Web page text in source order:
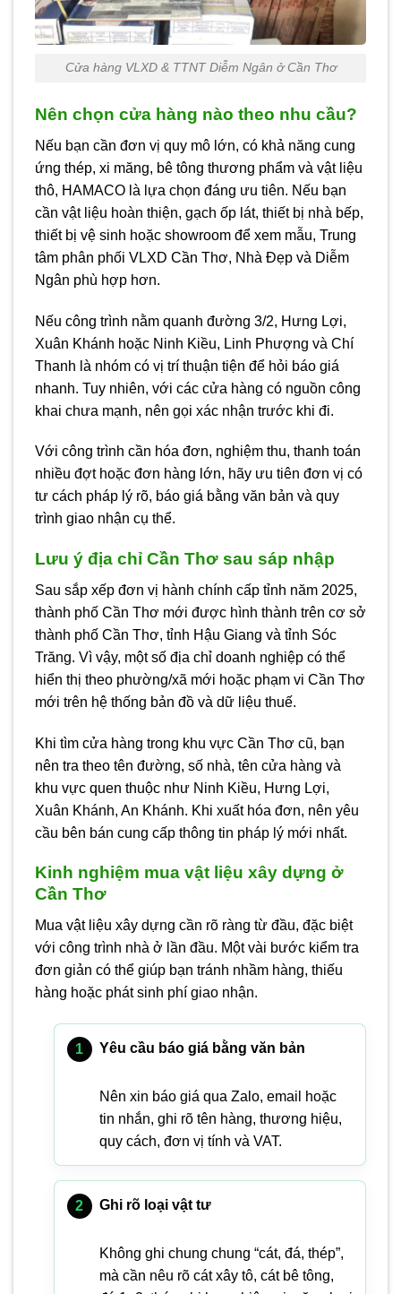
Cửa hàng VLXD & TTNT Diễm Ngân ở Cần Thơ
Nên chọn cửa hàng nào theo nhu cầu?
Nếu bạn cần đơn vị quy mô lớn, có khả năng cung
ứng thép, xi măng, bê tông thương phẩm và vật liệu
thô, HAMACO là lựa chọn đáng ưu tiên. Nếu bạn
cần vật liệu hoàn thiện, gạch ốp lát, thiết bị nhà bếp,
thiết bị vệ sinh hoặc showroom để xem mẫu, Trung
tâm phân phối VLXD Cần Thơ, Nhà Đẹp và Diễm
Ngân phù hợp hơn.
Nếu công trình nằm quanh đường 3/2, Hưng Lợi,
Xuân Khánh hoặc Ninh Kiều, Linh Phượng và Chí
Thanh là nhóm có vị trí thuận tiện để hỏi báo giá
nhanh. Tuy nhiên, với các cửa hàng có nguồn công
khai chưa mạnh, nên gọi xác nhận trước khi đi.
Với công trình cần hóa đơn, nghiệm thu, thanh toán
nhiều đợt hoặc đơn hàng lớn, hãy ưu tiên đơn vị có
tư cách pháp lý rõ, báo giá bằng văn bản và quy
trình giao nhận cụ thể.
Lưu ý địa chỉ Cần Thơ sau sáp nhập
Sau sắp xếp đơn vị hành chính cấp tỉnh năm 2025,
thành phố Cần Thơ mới được hình thành trên cơ sở
thành phố Cần Thơ, tỉnh Hậu Giang và tỉnh Sóc
Trăng. Vì vậy, một số địa chỉ doanh nghiệp có thể
hiển thị theo phường/xã mới hoặc phạm vi Cần Thơ
mới trên hệ thống bản đồ và dữ liệu thuế.
Khi tìm cửa hàng trong khu vực Cần Thơ cũ, bạn
nên tra theo tên đường, số nhà, tên cửa hàng và
khu vực quen thuộc như Ninh Kiều, Hưng Lợi,
Xuân Khánh, An Khánh. Khi xuất hóa đơn, nên yêu
cầu bên bán cung cấp thông tin pháp lý mới nhất.
Kinh nghiệm mua vật liệu xây dựng ở
Cần Thơ
Mua vật liệu xây dựng cần rõ ràng từ đầu, đặc biệt
với công trình nhà ở lần đầu. Một vài bước kiểm tra
đơn giản có thể giúp bạn tránh nhầm hàng, thiếu
hàng hoặc phát sinh phí giao nhận.
Yêu cầu báo giá bằng văn bản
Nên xin báo giá qua Zalo, email hoặc
tin nhắn, ghi rõ tên hàng, thương hiệu,
quy cách, đơn vị tính và VAT.
Ghi rõ loại vật tư
Không ghi chung chung “cát, đá, thép”,
mà cần nêu rõ cát xây tô, cát bê tông,